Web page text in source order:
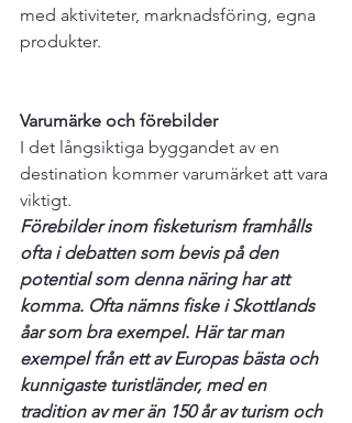
med aktiviteter, marknadsföring, egna
produkter.
Varumärke och förebilder
I det långsiktiga byggandet av en
destination kommer varumärket att vara
viktigt.
Förebilder inom fisketurism framhålls
ofta i debatten som bevis på den
potential som denna näring har att
komma. Ofta nämns fiske i Skottlands
åar som bra exempel. Här tar man
exempel från ett av Europas bästa och
kunnigaste turistländer, med en
tradition av mer än 150 år av turism och